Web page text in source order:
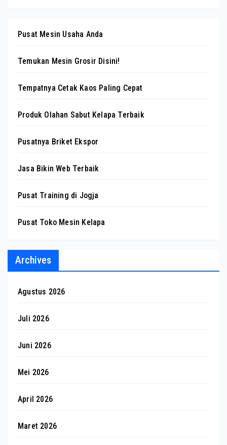
Pusat Mesin Usaha Anda
Temukan Mesin Grosir Disini!
Tempatnya Cetak Kaos Paling Cepat
Produk Olahan Sabut Kelapa Terbaik
Pusatnya Briket Ekspor
Jasa Bikin Web Terbaik
Pusat Training di Jogja
Pusat Toko Mesin Kelapa
Archives
Agustus 2026
Juli 2026
Juni 2026
Mei 2026
April 2026
Maret 2026